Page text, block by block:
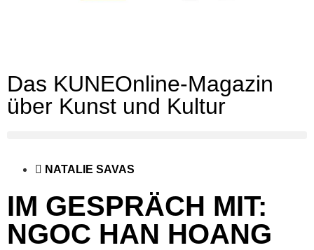
Das KUNEOnline-Magazin
über Kunst und Kultur
NATALIE SAVAS
IM GESPRÄCH MIT:
NGOC HAN HOANG